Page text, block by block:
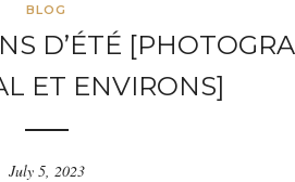
BLOG
D’ÉTÉ
ET ENVIRONS]
July 5, 2023